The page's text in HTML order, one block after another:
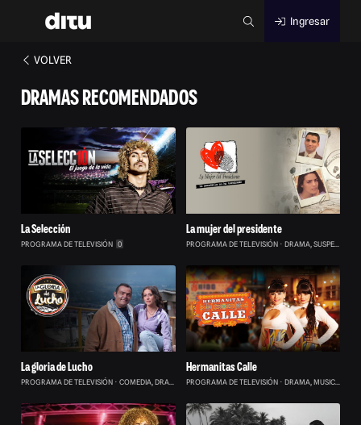
Ingresar
VOLVER
DRAMAS RECOMENDADOS
La Selección
PROGRAMA DE TELEVISIÓN 0
La mujer del presidente
PROGRAMA DE TELEVISIÓN DRAMA, SUSPENSE
La gloria de Lucho
PROGRAMA DE TELEVISIÓN COMEDIA, DRAMA, ROMANCE 0
Hermanitas Calle
PROGRAMA DE TELEVISIÓN DRAMA, MUSICAL